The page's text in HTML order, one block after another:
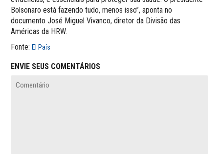
Bolsonaro está fazendo tudo, menos isso”, aponta no
documento José Miguel Vivanco, diretor da Divisão das
Américas da HRW.
Fonte:El País
ENVIE SEUS COMENTÁRIOS